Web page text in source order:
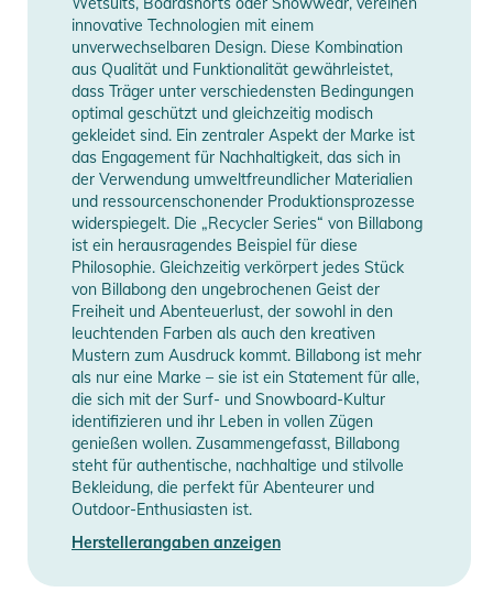
Information
anzeigen
innovative Technologien mit einem
unverwechselbaren Design. Diese Kombination
aus Qualität und Funktionalität gewährleistet,
dass Träger unter verschiedensten Bedingungen
optimal geschützt und gleichzeitig modisch
gekleidet sind. Ein zentraler Aspekt der Marke ist
das Engagement für Nachhaltigkeit, das sich in
der Verwendung umweltfreundlicher Materialien
und ressourcenschonender Produktionsprozesse
widerspiegelt. Die „Recycler Series“ von Billabong
ist ein herausragendes Beispiel für diese
Philosophie. Gleichzeitig verkörpert jedes Stück
von Billabong den ungebrochenen Geist der
Freiheit und Abenteuerlust, der sowohl in den
leuchtenden Farben als auch den kreativen
Mustern zum Ausdruck kommt. Billabong ist mehr
als nur eine Marke – sie ist ein Statement für alle,
die sich mit der Surf- und Snowboard-Kultur
identifizieren und ihr Leben in vollen Zügen
genießen wollen. Zusammengefasst, Billabong
steht für authentische, nachhaltige und stilvolle
Bekleidung, die perfekt für Abenteurer und
Outdoor-Enthusiasten ist.
Herstellerangaben anzeigen